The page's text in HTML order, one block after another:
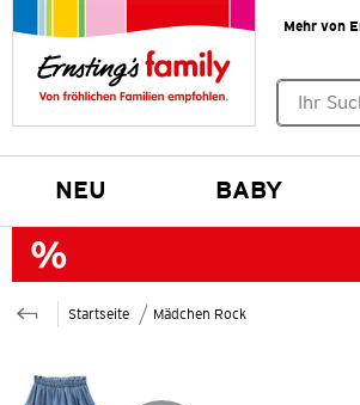
Mehr von
NEU BABY
Startseite Mädchen Rock